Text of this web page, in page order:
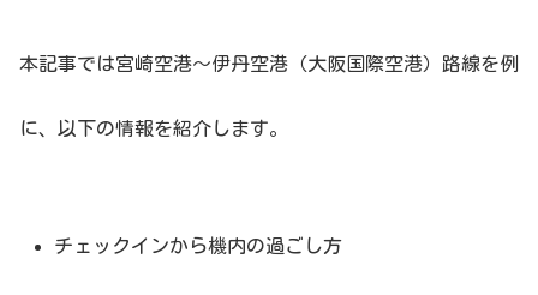
本記事では宮崎空港〜伊丹空港（大阪国際空港）路線を例
に、以下の情報を紹介します。
チェックインから機内の過ごし方